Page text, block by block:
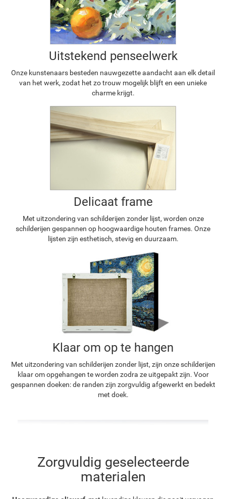
Uitstekend penseelwerk
Onze kunstenaars besteden nauwgezette aandacht aan elk detail
van het werk, zodat het zo trouw mogelijk blijft en een unieke
charme krijgt.
Delicaat frame
Met uitzondering van schilderijen zonder lijst, worden onze
schilderijen gespannen op hoogwaardige houten frames. Onze
lijsten zijn esthetisch, stevig en duurzaam.
Klaar om op te hangen
Met uitzondering van schilderijen zonder lijst, zijn onze schilderijen
klaar om opgehangen te worden zodra ze uitgepakt zijn. Voor
gespannen doeken: de randen zijn zorgvuldig afgewerkt en bedekt
met doek.
Zorgvuldig geselecteerde
materialen